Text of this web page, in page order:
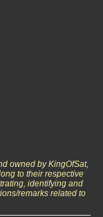
owned by KingOfSat,
to their respective
identifying and
remarks related to